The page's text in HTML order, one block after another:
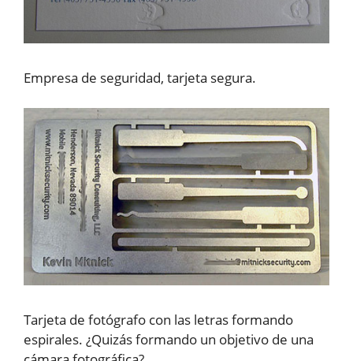
Empresa de seguridad, tarjeta segura.
Tarjeta de fotógrafo con las letras formando
espirales. ¿Quizás formando un objetivo de una